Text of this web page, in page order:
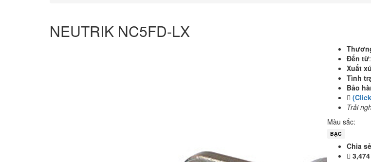
NEUTRIK NC5FD-LX
Đến từ:
Xuất
Tình
Bảo
Trải
Màu sắc:
BẠC
Chia
3,474